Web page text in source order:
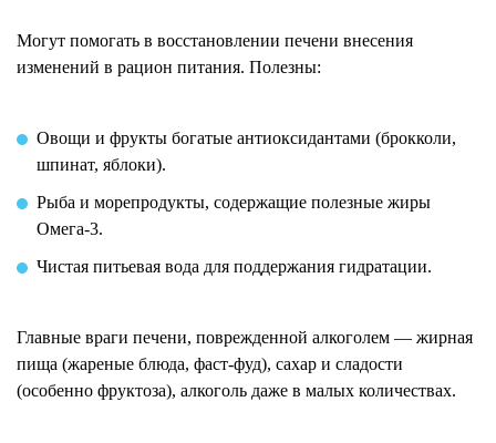
Могут помогать в восстановлении печени внесения
изменений в рацион питания. Полезны:
Овощи и фрукты богатые антиоксидантами (брокколи,
шпинат, яблоки).
Рыба и морепродукты, содержащие полезные жиры
Омега-3.
Чистая питьевая вода для поддержания гидратации.
Главные враги печени, поврежденной алкоголем — жирная
пища (жареные блюда, фаст-фуд), сахар и сладости
(особенно фруктоза), алкоголь даже в малых количествах.